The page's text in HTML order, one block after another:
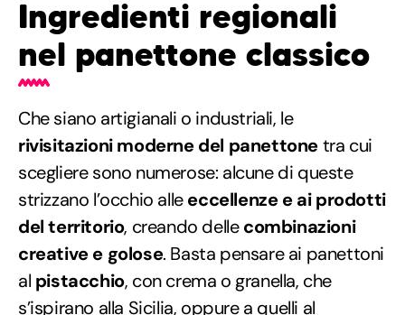
Ingredienti regionali
nel panettone classico
Che siano artigianali o industriali, le
rivisitazioni moderne del panettonetra cui
scegliere sono numerose: alcune di queste
strizzano l’occhio alleeccellenze e ai prodotti
del territorio, creando dellecombinazioni
creative e golose. Basta pensare ai panettoni
al pistacchio, con crema o granella, che
s’ispirano alla Sicilia, oppure a quelli al